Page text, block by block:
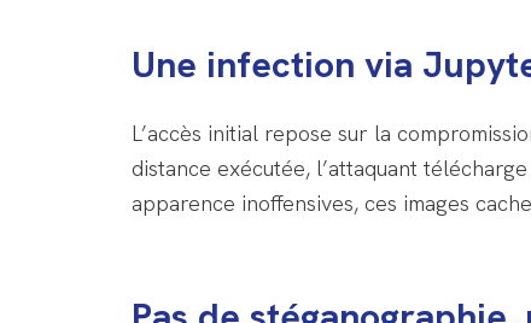
Une infection via
L’accès initial repose sur la
distance exécutée, l’attaquant
apparence inoffensives, ces images